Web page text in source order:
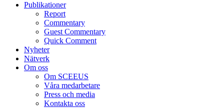
Publikationer
Report
Commentary
Guest Commentary
Quick Comment
Nyheter
Nätverk
Om oss
Om SCEEUS
Våra medarbetare
Press och media
Kontakta oss